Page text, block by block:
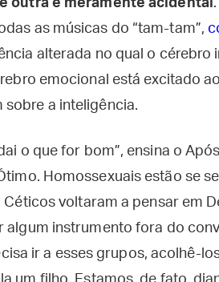
outra é meramente acidental
as músicas do “tam-tam”,
alterada no qual o
emocional está excitado
a inteligência.
o que for bom”, ensina o
Homossexuais estão se
Céticos voltaram a pensar em
instrumento fora do
ir a esses grupos, acolhê-